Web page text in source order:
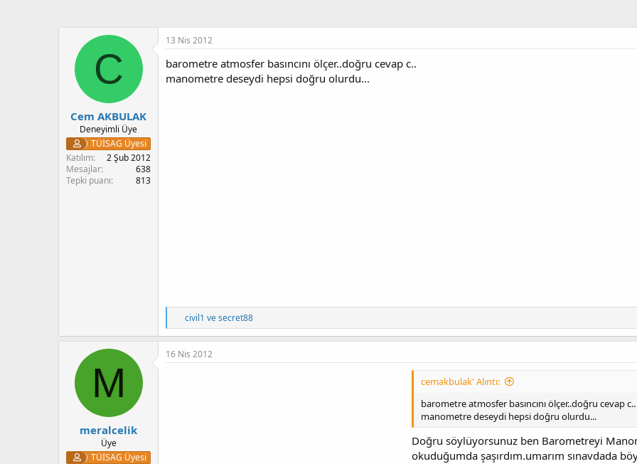
C
Cem AKBULAK
Deneyimli Üye
TÜİSAG Üyesi
Katılım
2 Şub 2012
Mesajlar
638
Tepki puanı
813
13 Nis 2012
barometre atmosfer basıncını ölçer..doğru cevap c..
manometre deseydi hepsi doğru olurdu...
T
e
p
k
civil1 vesecret88
M
meralcelik
Üye
TÜİSAG Üyesi
16 Nis 2012
cemakbulak' Alıntı:
barometre atmosfer basıncını ölçer..doğru cevap c..
manometre deseydi hepsi doğru olurdu...
Doğru söylüyorsunuz ben Barometreyi
okuduğumda şaşırdım.umarım sınavdada